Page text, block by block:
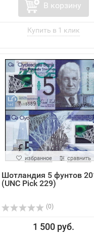
В корзину
избранное сравнить
Шотландия 5 фунтов
(UNC Pick 229)
(0)
1 500 руб.